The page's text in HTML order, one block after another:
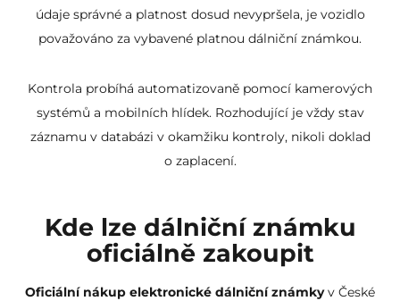
údaje správné a platnost dosud nevypršela, je vozidlo
považováno za vybavené platnou dálniční známkou.
Kontrola probíhá automatizovaně pomocí kamerových
systémů a mobilních hlídek. Rozhodující je vždy stav
záznamu v databázi v okamžiku kontroly, nikoli doklad
o zaplacení.
Kde lze dálniční známku
oficiálně zakoupit
Oficiální nákup elektronické dálniční známkyv České